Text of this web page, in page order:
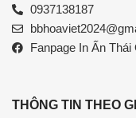
0937138187
Fanpage In Ấn Thái
THÔNG TIN THEO